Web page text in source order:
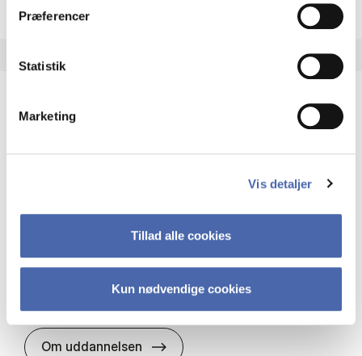
Præferencer
Statistik
Marketing
Vis detaljer
Tillad alle cookies
Kun nødvendige cookies
HA(it.) - erhvervs­økonomi og informations­
virksomheders muligheder og udfordringer inden
Organisation og ledelse
Om uddannelsen HA(it.) - erhvervs­økonomi og